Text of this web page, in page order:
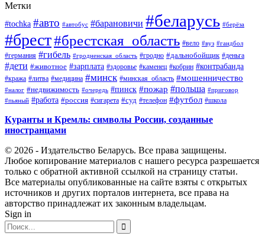
Метки
#tochka #авто #автобус #барановичи #беларусь #берёза
#брест#брестская_область #вело #вуз #гандбол
#германия #гибель #гродненская_область #гродно #дальнобойщик #деньга
#дети #животное #зарплата #здоровье #каменец #кобрин #контрабанда
#кража #литва #медицина #минск #минская_область #мошенничество
#налог #недвижимость #очередь #пинск #пожар #польша #приговор
#пьяный #работа #россия #сигарета #суд #телефон #футбол #школа
Куранты и Кремль: символы России, созданные
иностранцами
© 2026 - Издательство Беларусь. Все права защищены.
Любое копирование материалов с нашего ресурса разрешается
только с обратной активной ссылкой на страницу статьи.
Все материалы опубликованные на сайте взяты с открытых
источников и других порталов интернета, все права на
авторство принадлежат их законным владельцам.
Sign in